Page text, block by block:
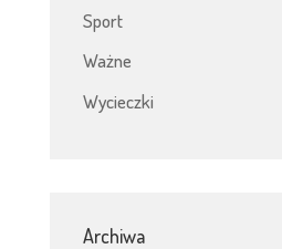
Sport
Ważne
Wycieczki
Archiwa